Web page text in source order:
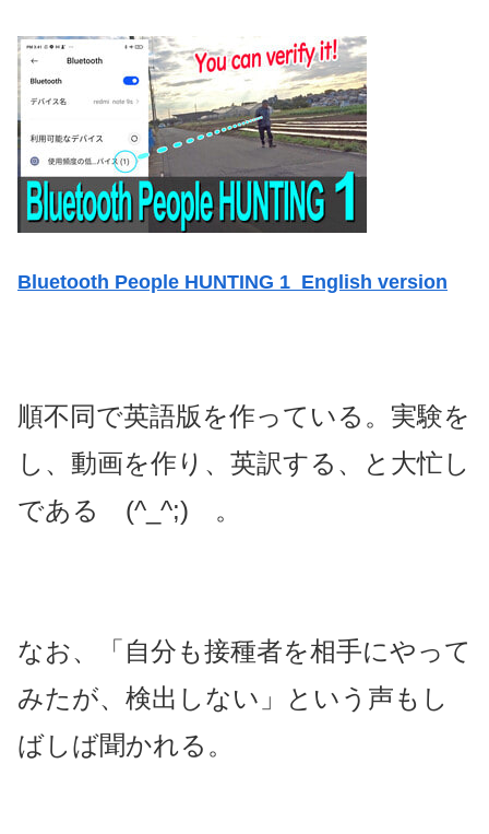
Bluetooth People HUNTING 1 English version
順不同で英語版を作っている。実験を
し、動画を作り、英訳する、と大忙し
である (^_^;) 。
なお、「自分も接種者を相手にやって
みたが、検出しない」という声もし
ばしば聞かれる。